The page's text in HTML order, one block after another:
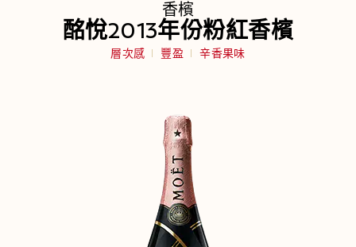
香檳
酩悅2013年份粉紅香檳
層次感 豐盈 辛香果味